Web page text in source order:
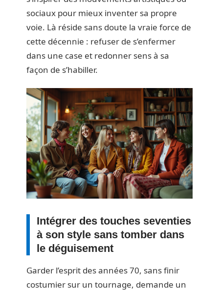
sociaux pour mieux inventer sa propre
voie. Là réside sans doute la vraie force de
cette décennie : refuser de s’enfermer
dans une case et redonner sens à sa
façon de s’habiller.
Intégrer des touches seventies
à son style sans tomber dans
le déguisement
Garder l’esprit des années 70, sans finir
costumier sur un tournage, demande un